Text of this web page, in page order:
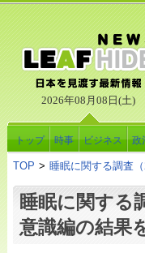
2026年08月08日(土)
トップ 時事 ビジネス 政
TOP > 睡眠に関する調査
睡眠に関する
意識編の結果